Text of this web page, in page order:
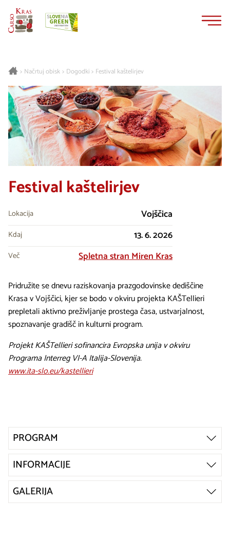
> Načrtuj obisk> Dogodki > Festival kaštelirjev
Festival kaštelirjev
Lokacija Vojščica
Kdaj 13. 6. 2026
Več Spletna stran Miren Kras
Pridružite se dnevu raziskovanja prazgodovinske dediščine
Krasa v Vojščici, kjer se bodo v okviru projekta KAŠTellieri
prepletali aktivno preživljanje prostega časa, ustvarjalnost,
spoznavanje gradišč in kulturni program.
Projekt KAŠTellieri sofinancira Evropska unija v okviru
Programa Interreg VI-A Italija-Slovenija.
www.ita-slo.eu/kastellieri
PROGRAM
INFORMACIJE
GALERIJA